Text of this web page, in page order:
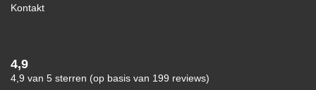
Kontakt
4,9
4,9 van 5 sterren (op basis van 199 reviews)